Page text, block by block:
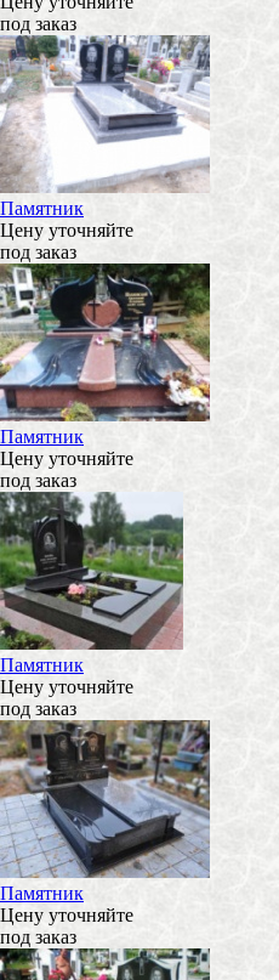
под заказ
Памятник
Цену уточняйте
под заказ
Памятник
Цену уточняйте
под заказ
Памятник
Цену уточняйте
под заказ
Памятник
Цену уточняйте
под заказ